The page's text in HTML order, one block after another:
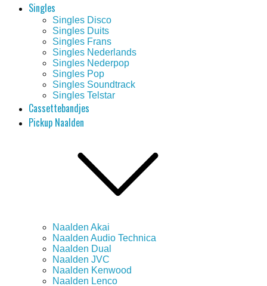
Singles
Singles Disco
Singles Duits
Singles Frans
Singles Nederlands
Singles Nederpop
Singles Pop
Singles Soundtrack
Singles Telstar
Cassettebandjes
Pickup Naalden
Naalden Akai
Naalden Audio Technica
Naalden Dual
Naalden JVC
Naalden Kenwood
Naalden Lenco